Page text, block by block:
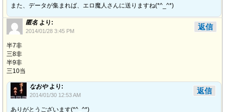
また、データが集まれば、エロ魔人さんに送りますね(*^_^*)
匿名 より:
2014/01/28 3:45 PM
半7非
三8非
半9非
三10当
返信
なおや より:
2014/01/30 12:53 AM
ありがとうございます(*^_^*)
返信